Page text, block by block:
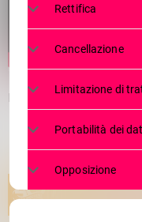
Lega provinciale.
Rettifica
Cancellazione
Limitazione di
Portabilità dei
Opposizione